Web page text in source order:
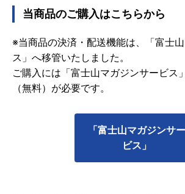
当商品のご購入はこちらから
※当商品の決済・配送機能は、「富士
ス」へ移管いたしました。
ご購入には「富士山マガジンサービス
（無料）が必要です。
「富士山マガジンサー
ビス」